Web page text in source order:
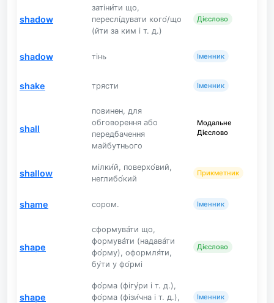
shadow
затіни́ти що,
переслі́дувати кого́/що
(йти за ким і т. д.)
Дієслово
shadow тінь Іменник
shake трясти Іменник
shall
повинен, для
обговорення або
передбачення
майбутнього
Модальне
Дієслово
shallow
мілки́й, поверхо́вий,
неглибо́кий
Прикметник
shame сором. Іменник
shape
сформува́ти що,
формува́ти (надава́ти
фо́рму), оформля́ти,
бу́ти у фо́рмі
Дієслово
shape
фо́рма (фігу́ри і т. д.),
фо́рма (фізи́чна і т. д.),
Іменник